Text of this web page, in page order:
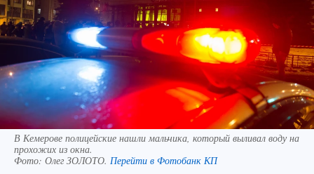
В Кемерове полицейские нашли мальчика, который выливал воду на
прохожих из окна.
Фото: Олег ЗОЛОТО. Перейти в Фотобанк КП